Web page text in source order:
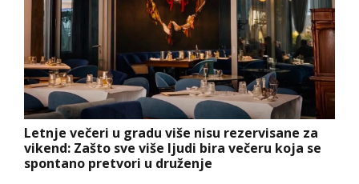
Letnje večeri u gradu više nisu rezervisane za
vikend: Zašto sve više ljudi bira večeru koja se
spontano pretvori u druženje